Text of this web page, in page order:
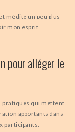
médité un peu plus
mon esprit
pour alléger le
pratiques qui mettent
apportants dans
participants.